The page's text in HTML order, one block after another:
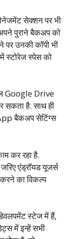
सेक्शन पर भी
पुराने बैकअप को
उनकी कॉपी भी
स्पेस को
Google Drive
सकता है. साथ ही
बैकअप सेटिंग्स
कर रहा है.
एंड्रॉयड यूजर्स
का विकल्प
डेवलपमेंट स्टेज में हैं,
में इन्हें सभी